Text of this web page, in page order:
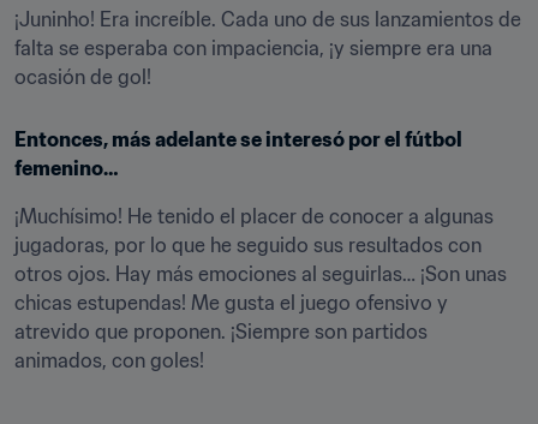
¡Juninho! Era increíble. Cada uno de sus lanzamientos de
falta se esperaba con impaciencia, ¡y siempre era una
ocasión de gol!
Entonces, más adelante se interesó por el fútbol
femenino…
¡Muchísimo! He tenido el placer de conocer a algunas
jugadoras, por lo que he seguido sus resultados con
otros ojos. Hay más emociones al seguirlas… ¡Son unas
chicas estupendas! Me gusta el juego ofensivo y
atrevido que proponen. ¡Siempre son partidos
animados, con goles!